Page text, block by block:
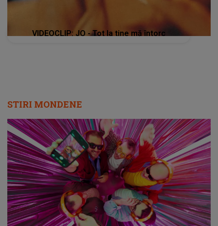
VIDEOCLIP: JO - Tot la tine mă întorc
STIRI MONDENE